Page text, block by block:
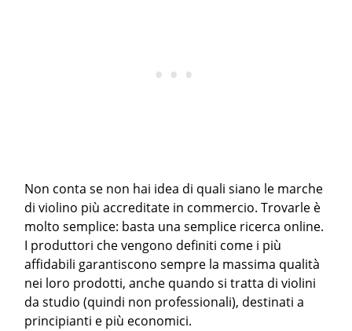
Non conta se non hai idea di quali siano le marche
di violino più accreditate in commercio. Trovarle è
molto semplice: basta una semplice ricerca online.
I produttori che vengono definiti come i più
affidabili garantiscono sempre la massima qualità
nei loro prodotti, anche quando si tratta di violini
da studio (quindi non professionali), destinati a
principianti e più economici.